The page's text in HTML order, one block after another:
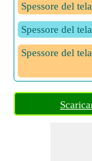
Spessore del
Spessore del
Spessore del